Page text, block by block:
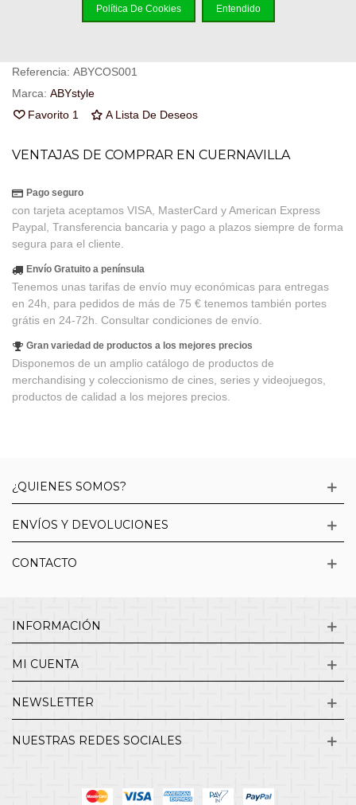
. Su cesta sera de4puntos de fidelidad
convertir en un cupón de€ 0.03.
Referencia: ABYCOS001
Marca: ABYstyle
Favorito 1 A Lista De Deseos
VENTAJAS DE COMPRAR EN CUERNAVILLA
Pago seguro
con tarjeta aceptamos VISA, MasterCard y American Express
Paypal, Transferencia bancaria y pago a plazos siempre de forma
segura para el cliente.
Envío Gratuito a península
Tenemos unas tarifas de envío muy económicas para entregas
en 24h, para pedidos de más de 75 € tenemos también portes
grátis en 24-72h. Consultar condiciones de envío.
Gran variedad de productos a los mejores precios
Disponemos de un amplio catálogo de productos de
merchandising y coleccionismo de cines, series y videojuegos,
productos de calidad a los mejores precios.
¿QUIENES SOMOS?
ENVÍOS Y DEVOLUCIONES
CONTACTO
INFORMACIÓN
MI CUENTA
NEWSLETTER
NUESTRAS REDES SOCIALES
Política De Cookies Entendido